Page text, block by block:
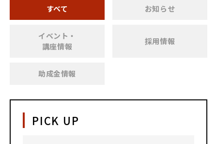
すべて お知らせ
イベント・
講座情報
採用情報
助成金情報
PICK UP